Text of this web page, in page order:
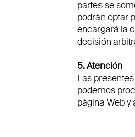
partes se
podrán optar
encargará la
decisión
5. Atención
Las
podemos
página Web